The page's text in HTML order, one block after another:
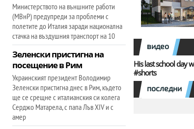
Министерството на външните работи
(МВнР) предупреди за проблеми с
полетите до Италия заради национална
стачка на въздушния транспорт на 10
Зеленски пристигна на
посещение в Рим
Украинският президент Володимир
Зеленски пристигна днес в Рим, където
ще се срещне с италианския си колега
Серджо Матарела, с папа Лъв XIV и с
амер
видео
His last school day
#shorts
последни